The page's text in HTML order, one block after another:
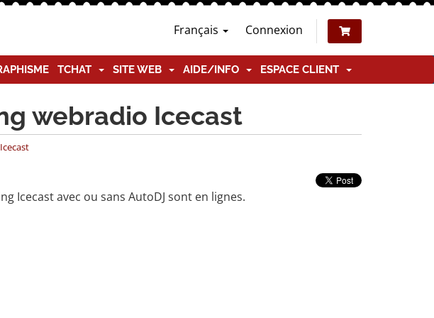
Français Connexion
TCHAT SITE WEB AIDE/INFO ESPACE CLIENT
webradio Icecast
Icecast avec ou sans AutoDJ sont en lignes.